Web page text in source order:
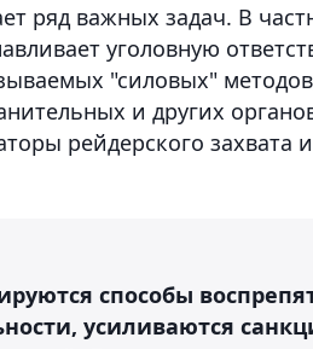
ряд важных задач. В
уголовную
"силовых"
и других
рейдерского захвата
способы
усиливаются